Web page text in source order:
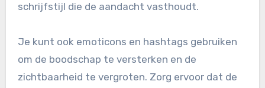
schrijfstijl die de aandacht vasthoudt.
Je kunt ook emoticons en hashtags gebruiken
om de boodschap te versterken en de
zichtbaarheid te vergroten. Zorg ervoor dat de